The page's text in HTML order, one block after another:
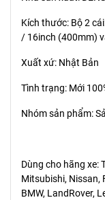
Kích thước: Bộ 2
/ 16inch (400mm)
Xuất xứ: Nhật Bản
Tình trạng: Mới
Nhóm sản phẩm:
Dùng cho hãng xe:
Mitsubishi, Nissan,
BMW, LandRover,